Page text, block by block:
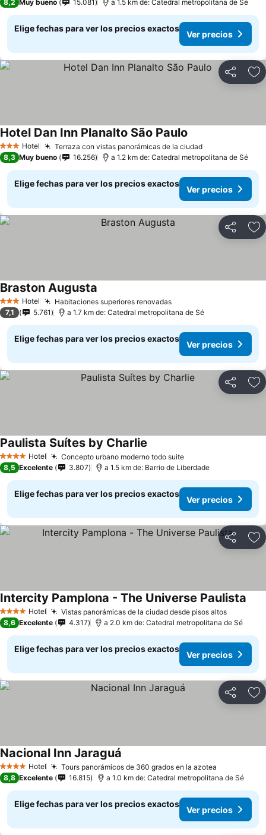
8,2 Muy bueno 15.081 a 1.5 km de: Catedral metropolitana de Sé
Elige fechas para ver los precios exactos
Ver precios
Compartir
3 Estrellas
Hotel Terraza con vistas panorámicas de la ciudadVer precios
Hotel Dan Inn Planalto São Paulo
8,3 Muy bueno 16.256 a 1.2 km de: Catedral metropolitana de Sé
Elige fechas para ver los precios exactos
Ver precios
Compartir
3 Estrellas
Hotel Habitaciones superiores renovadasVer precios
Braston Augusta
7,1 5.761 a 1.7 km de: Catedral metropolitana de Sé
Elige fechas para ver los precios exactos
Ver precios
Compartir
4 EstrellasHotel Concepto urbano moderno todo suiteVer precios
Paulista Suítes by Charlie
8,5 Excelente 3.807 a 1.5 km de: Barrio de Liberdade
Elige fechas para ver los precios exactos
Ver precios
Compartir
4 EstrellasHotel Vistas panorámicas de la ciudad desde pisos altosVer
Intercity Pamplona - The Universe Paulista
8,6 Excelente 4.317 a 2.0 km de: Catedral metropolitana de Sé
Elige fechas para ver los precios exactos
Ver precios
Compartir
4 EstrellasHotel Tours panorámicos de 360 grados en la azotea
Nacional Inn Jaraguá
8,8 Excelente 16.815 a 1.0 km de: Catedral metropolitana de Sé
Elige fechas para ver los precios exactos
Ver precios